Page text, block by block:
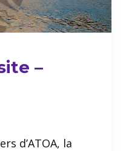
–
d’ATOA, la